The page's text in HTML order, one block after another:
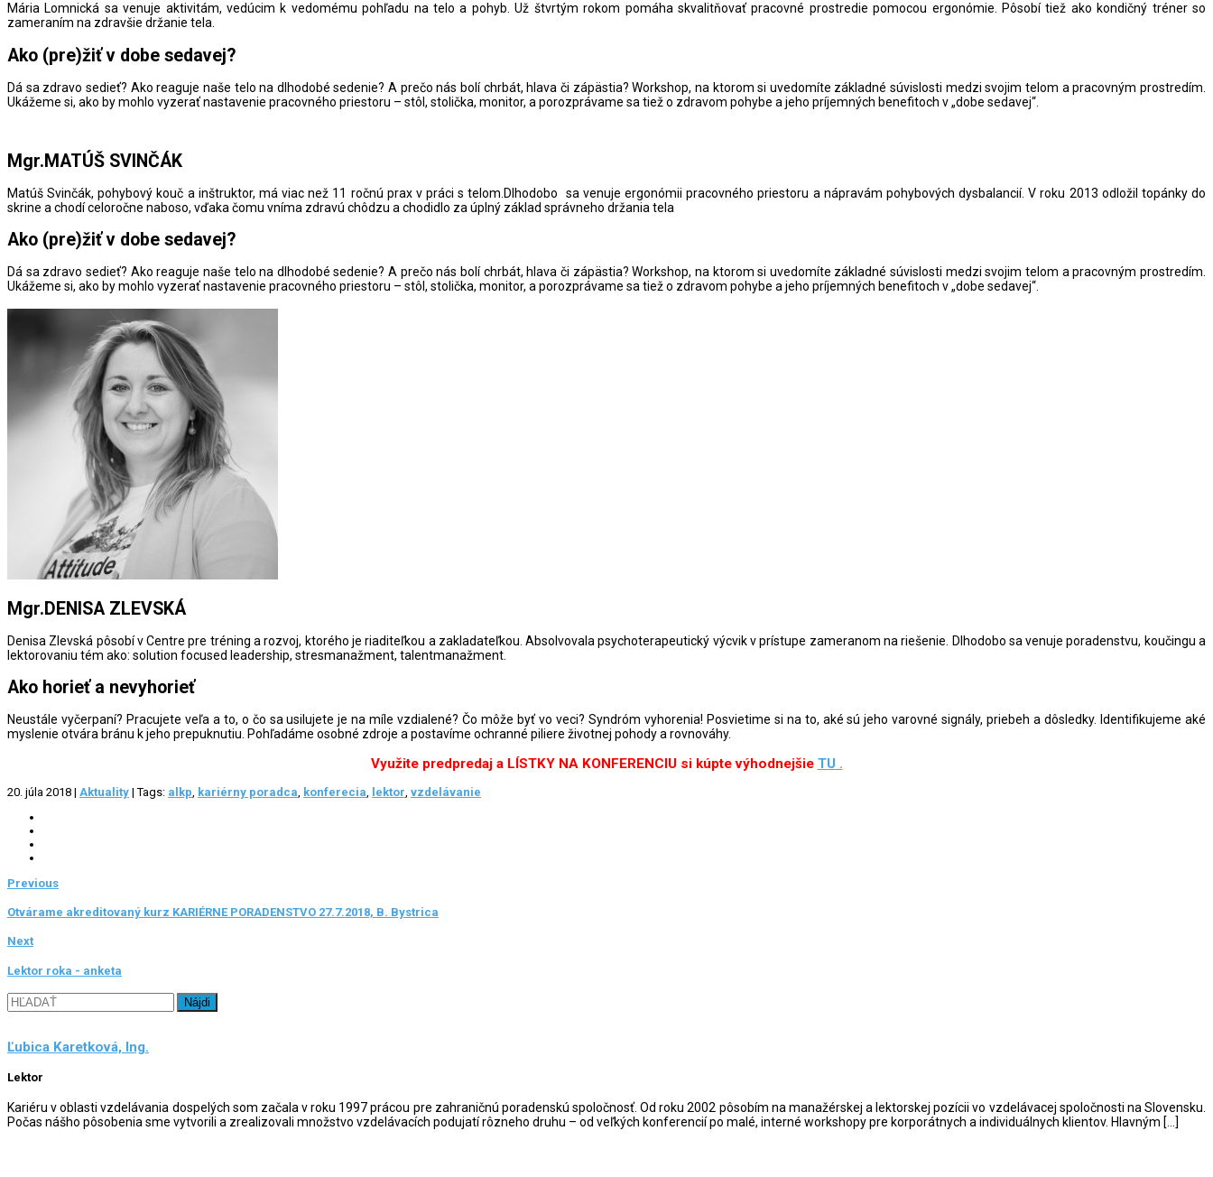
Mária Lomnická sa venuje aktivitám, vedúcim k vedomému pohľadu na telo a pohyb. Už štvrtým rokom pomáha skvalitňovať pracovné prostredie pomocou ergonómie. Pôsobí tiež ako kondičný tréner so
zameraním na zdravšie držanie tela.
Ako (pre)žiť v dobe sedavej?
Dá sa zdravo sedieť? Ako reaguje naše telo na dlhodobé sedenie? A prečo nás bolí chrbát, hlava či zápästia? Workshop, na ktorom si uvedomíte základné súvislosti medzi svojim telom a pracovným prostredím.
Ukážeme si, ako by mohlo vyzerať nastavenie pracovného priestoru – stôl, stolička, monitor, a porozprávame sa tiež o zdravom pohybe a jeho príjemných benefitoch v „dobe sedavej“.
Mgr.MATÚŠ SVINČÁK
Matúš Svinčák, pohybový kouč a inštruktor, má viac než 11 ročnú prax v práci s telom.Dlhodobo sa venuje ergonómii pracovného priestoru a nápravám pohybových dysbalancií. V roku 2013 odložil topánky do
skrine a chodí celoročne naboso, vďaka čomu vníma zdravú chôdzu a chodidlo za úplný základ správneho držania tela
Ako (pre)žiť v dobe sedavej?
Dá sa zdravo sedieť? Ako reaguje naše telo na dlhodobé sedenie? A prečo nás bolí chrbát, hlava či zápästia? Workshop, na ktorom si uvedomíte základné súvislosti medzi svojim telom a pracovným prostredím.
Ukážeme si, ako by mohlo vyzerať nastavenie pracovného priestoru – stôl, stolička, monitor, a porozprávame sa tiež o zdravom pohybe a jeho príjemných benefitoch v „dobe sedavej“.
Mgr.DENISA ZLEVSKÁ
Denisa Zlevská pôsobí v Centre pre tréning a rozvoj, ktorého je riaditeľkou a zakladateľkou. Absolvovala psychoterapeutický výcvik v prístupe zameranom na riešenie. Dlhodobo sa venuje poradenstvu, koučingu a
lektorovaniu tém ako: solution focused leadership, stresmanažment, talentmanažment.
Ako horieť a nevyhorieť
Neustále vyčerpaní? Pracujete veľa a to, o čo sa usilujete je na míle vzdialené? Čo môže byť vo veci? Syndróm vyhorenia! Posvietime si na to, aké sú jeho varovné signály, priebeh a dôsledky. Identifikujeme aké
myslenie otvára bránu k jeho prepuknutiu. Pohľadáme osobné zdroje a postavíme ochranné piliere životnej pohody a rovnováhy.
Využite predpredaj a LÍSTKY NA KONFERENCIU si kúpte výhodnejšie TU .
20. júla 2018 | Aktuality | Tags: alkp kariérny poradca konferecia lektor vzdelávanie
Previous
Otvárame akreditovaný kurz KARIÉRNE PORADENSTVO 27.7.2018, B. Bystrica
Next
Lektor roka - anketa
Hľadať:
Ľubica Karetková, Ing.
Lektor
Kariéru v oblasti vzdelávania dospelých som začala v roku 1997 prácou pre zahraničnú poradenskú spoločnosť. Od roku 2002 pôsobím na manažérskej a lektorskej pozícii vo vzdelávacej spoločnosti na Slovensku.
Počas nášho pôsobenia sme vytvorili a zrealizovali množstvo vzdelávacích podujatí rôzneho druhu – od veľkých konferencií po malé, interné workshopy pre korporátnych a individuálnych klientov. Hlavným […]